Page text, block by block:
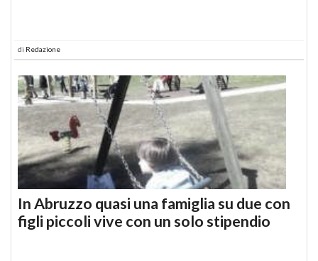
di Redazione
In Abruzzo quasi una famiglia su due con
figli piccoli vive con un solo stipendio